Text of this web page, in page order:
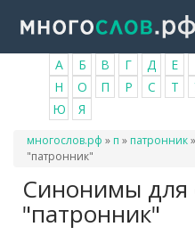
основному
содержанию
А Б В Г Д Е
Н
О П Р С Т
Ю
Я
Вы
здесь
многослов.рф » п » патронник»
"патронник"
Синонимы для
"патронник"